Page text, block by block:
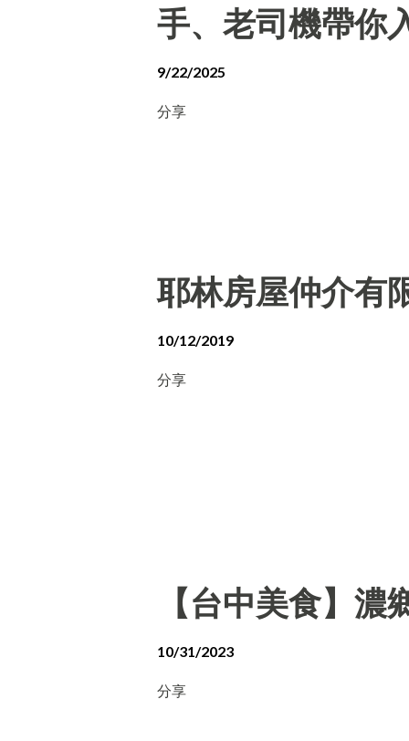
手、老司機帶你
9/22/2025
分享
耶林房屋仲介有
10/12/2019
分享
【台中美食】濃
10/31/2023
分享